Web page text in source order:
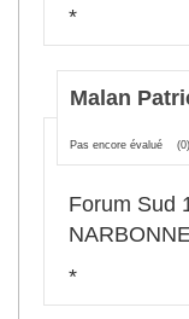
*
Malan
Pas encore évalué (0)
Forum Sud
*